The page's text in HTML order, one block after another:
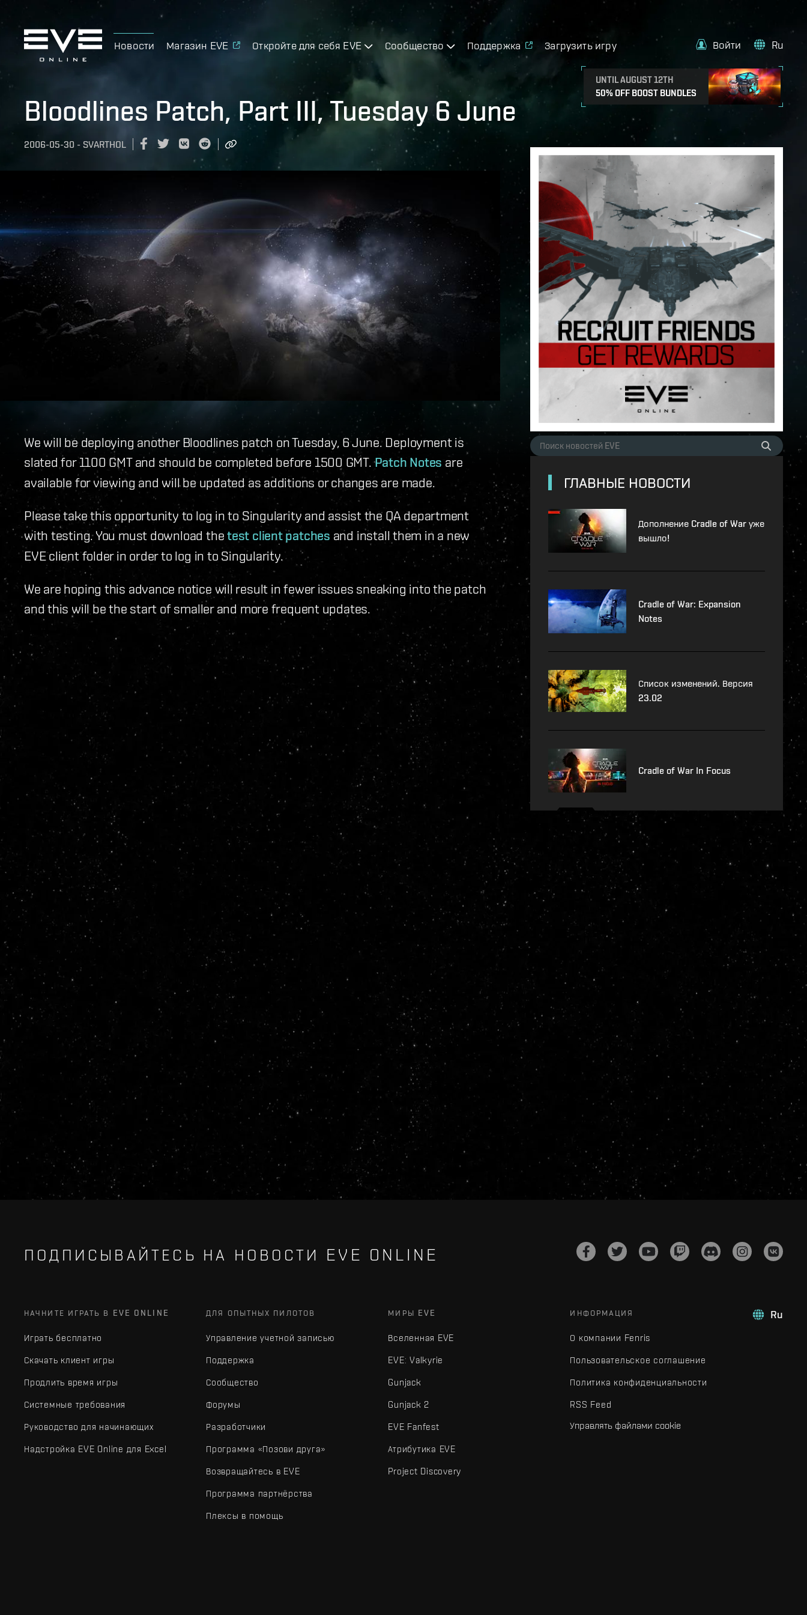
Новости Магазин EVE Откройте для себя EVE Сообщество Поддержка Загрузить игру
UNTIL AUGUST 12TH
50% OFF BOOST BUNDLES
Войти Ru
Bloodlines Patch, Part III, Tuesday 6 June
2006-05-30 - SVARTHOL
We will be deploying another Bloodlines patch on Tuesday, 6 June. Deployment is
slated for 1100 GMT and should be completed before 1500 GMT.Patch Notes are
available for viewing and will be updated as additions or changes are made.
Please take this opportunity to log in to Singularity and assist the QA department
with testing. You must download thetest client patches and install them in a new
EVE client folder in order to log in to Singularity.
We are hoping this advance notice will result in fewer issues sneaking into the patch
and this will be the start of smaller and more frequent updates.
ГЛАВНЫЕ НОВОСТИ
Дополнение Cradle of War уже
вышло!
Cradle of War: Expansion
Notes
Список изменений. Версия
23.02
Cradle of War In Focus
ПОДПИСЫВАЙТЕСЬ НА НОВОСТИ EVE ONLINE
Ru
НАЧНИТЕ ИГРАТЬ В EVE ONLINE
Играть бесплатно
Скачать клиент игры
Продлить время игры
Системные требования
Руководство для начинающих
Надстройка EVE Online для Excel
ДЛЯ ОПЫТНЫХ ПИЛОТОВ
Управление учетной записью
Поддержка
Сообщество
Форумы
Разработчики
Программа «Позови друга»
Возвращайтесь в EVE
Программа партнёрства
Плексы в помощь
МИРЫ EVE
Вселенная EVE
EVE: Valkyrie
Gunjack
Gunjack 2
EVE Fanfest
Атрибутика EVE
Project Discovery
ИНФОРМАЦИЯ
О компании Fenris
Пользовательское соглашение
Политика конфиденциальности
RSS Feed
Управлять файлами cookie